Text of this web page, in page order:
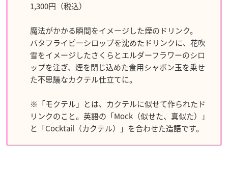
1,300円（税込）
魔法がかかる瞬間をイメージした煙のドリンク。
バタフライピーシロップを沈めたドリンクに、花吹
雪をイメージしたさくらとエルダーフラワーのシロ
ップを注ぎ、煙を閉じ込めた食用シャボン玉を乗せ
た不思議なカクテル仕立てに。
※「モクテル」とは、カクテルに似せて作られたド
リンクのこと。英語の「Mock（似せた、真似た）」
と「Cocktail（カクテル）」を合わせた造語です。